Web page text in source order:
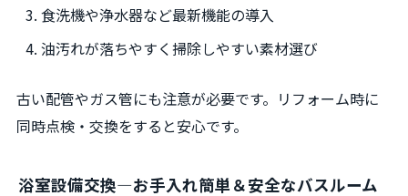
食洗機や浄水器など最新機能の導入
油汚れが落ちやすく掃除しやすい素材選び
古い配管やガス管にも注意が必要です。リフォーム時に
同時点検・交換をすると安心です。
浴室設備交換―お手入れ簡単＆安全なバスルーム